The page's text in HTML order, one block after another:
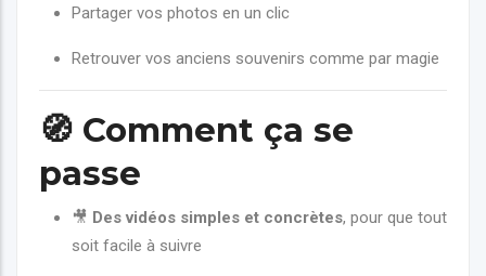
Partager vos photos en un clic
Retrouver vos anciens souvenirs comme par magie
🧭 Comment ça se
passe
🎥 Des vidéos simples et concrètes, pour que tout
soit facile à suivre